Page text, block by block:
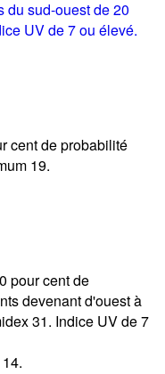
du sud-ouest de 20
UV de 7 ou élevé.
cent de probabilité
19.
pour cent de
devenant d'ouest à
31. Indice UV de 7